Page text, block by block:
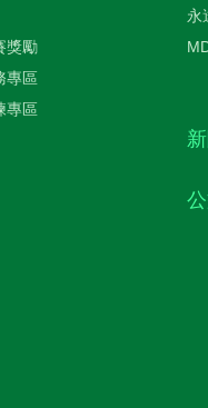
獎勵
專區
專區
永